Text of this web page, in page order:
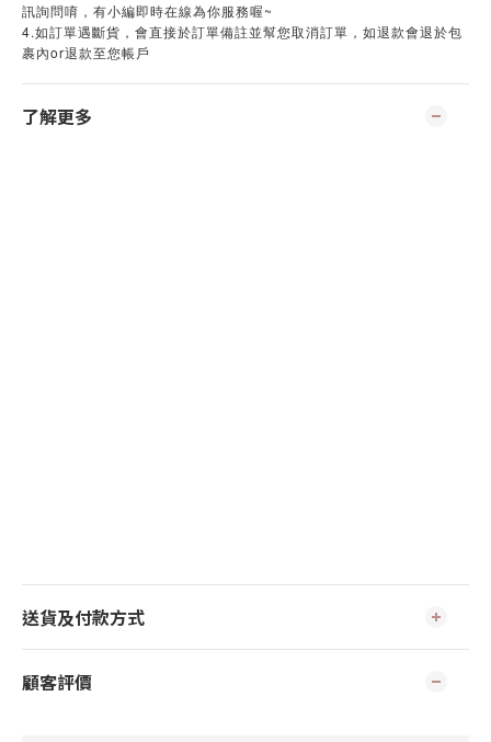
訊詢問唷，有小編即時在線為你服務喔~
4.如訂單遇斷貨，會直接於訂單備註並幫您取消訂單，如退款會退於包
裹內or退款至您帳戶
了解更多
送貨及付款方式
顧客評價